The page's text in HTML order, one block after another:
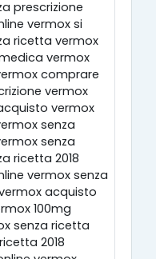
prescrizione
vermox si
ricetta vermox
vermox
comprare
vermox
vermox
senza
senza
ricetta 2018
vermox senza
acquisto
100mg
senza ricetta
2018